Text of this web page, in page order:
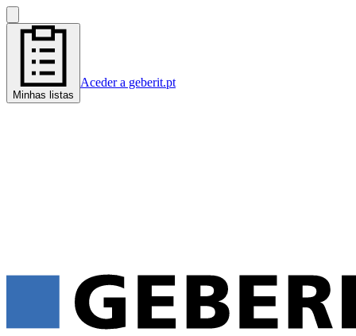
Minhas listas
Aceder a geberit.pt